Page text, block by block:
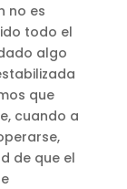
no es
todo el
algo
que
cuando a
de que el